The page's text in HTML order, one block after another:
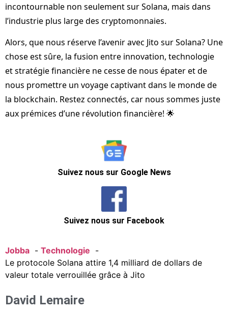
incontournable non seulement sur Solana, mais dans
l’industrie plus large des cryptomonnaies.
Alors, que nous réserve l’avenir avec Jito sur Solana? Une
chose est sûre, la fusion entre innovation, technologie
et stratégie financière ne cesse de nous épater et de
nous promettre un voyage captivant dans le monde de
la blockchain. Restez connectés, car nous sommes juste
aux prémices d’une révolution financière! 🌟
Suivez nous sur Google News
Suivez nous sur Facebook
Jobba
Technologie
Le protocole Solana attire 1,4 milliard de dollars de
valeur totale verrouillée grâce à Jito
David Lemaire